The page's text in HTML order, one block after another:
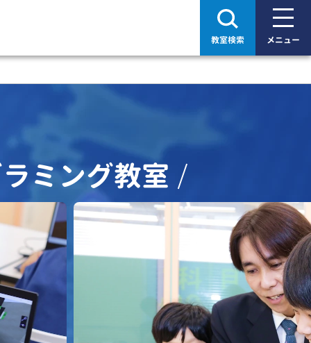
教室検索 メニュー
ミング教室